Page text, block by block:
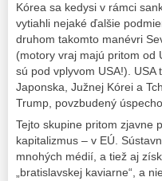
Kórea sa kedysi v rámci
vytiahli nejaké ďalšie
druhom takomto manévri
(motory vraj majú pritom od
sú pod vplyvom USA!).
Japonska, Južnej Kórei a
Trump, povzbudený
Tejto skupine pritom zjavne
kapitalizmus – v EÚ.
mnohých médií, a tiež aj
„bratislavskej kaviarne“, a